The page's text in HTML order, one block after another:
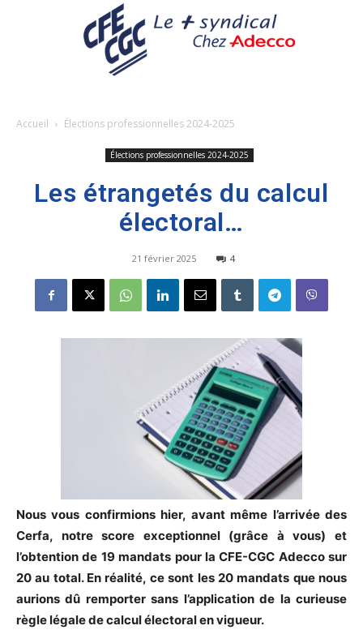
Accueil Élections professionnelles 2024-2025
Élections professionnelles 2024-2025
Les étrangetés du calcul
électoral…
21 février 2025 4
Nous vous confirmions hier, avant même l’arrivée des
Cerfa, notre score exceptionnel (grâce à vous) et
l’obtention de 19 mandats pour la CFE-CGC Adecco sur
20 au total. En réalité, ce sont les 20 mandats que nous
aurions dû remporter sans l’application de la curieuse
règle légale de calcul électoral en vigueur.